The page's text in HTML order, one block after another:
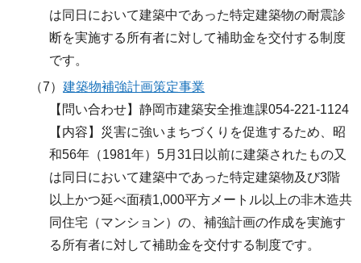
は同日において建築中であった特定建築物の耐震診
断を実施する所有者に対して補助金を交付する制度
です。
（7）建築物補強計画策定事業
【問い合わせ】静岡市建築安全推進課054-221-1124
【内容】災害に強いまちづくりを促進するため、昭
和56年（1981年）5月31日以前に建築されたもの又
は同日において建築中であった特定建築物及び3階
以上かつ延べ面積1,000平方メートル以上の非木造共
同住宅（マンション）の、補強計画の作成を実施す
る所有者に対して補助金を交付する制度です。